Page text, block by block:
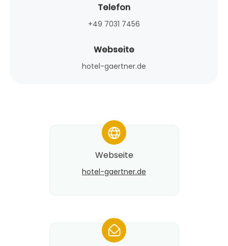
Telefon
+49 7031 7456
Webseite
hotel-gaertner.de
*
Webseite
hotel-gaertner.de
*